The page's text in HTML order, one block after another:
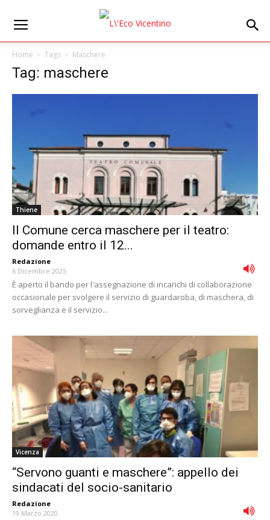
Home Tags Maschere
Tag: maschere
Thiene
Il Comune cerca maschere per il teatro:
domande entro il 12...
Redazione -
6 Dicembre 2025
È aperto il bando per l'assegnazione di incarichi di collaborazione
occasionale per svolgere il servizio di guardaroba, di maschera, di
sorveglianza e il servizio...
Vicenza
“Servono guanti e maschere”: appello dei
sindacati del socio-sanitario
Redazione -
19 Marzo 2020